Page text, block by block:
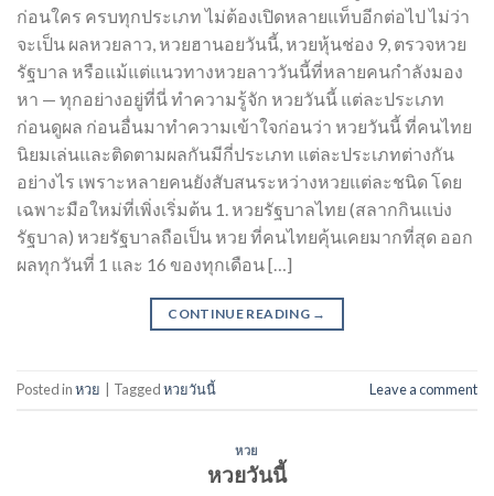
ก่อนใคร ครบทุกประเภท ไม่ต้องเปิดหลายแท็บอีกต่อไป ไม่ว่า
จะเป็น ผลหวยลาว, หวยฮานอยวันนี้, หวยหุ้นช่อง 9, ตรวจหวย
รัฐบาล หรือแม้แต่แนวทางหวยลาววันนี้ที่หลายคนกำลังมอง
หา — ทุกอย่างอยู่ที่นี่ ทำความรู้จัก หวยวันนี้ แต่ละประเภท
ก่อนดูผล ก่อนอื่นมาทำความเข้าใจก่อนว่า หวยวันนี้ ที่คนไทย
นิยมเล่นและติดตามผลกันมีกี่ประเภท แต่ละประเภทต่างกัน
อย่างไร เพราะหลายคนยังสับสนระหว่างหวยแต่ละชนิด โดย
เฉพาะมือใหม่ที่เพิ่งเริ่มต้น 1. หวยรัฐบาลไทย (สลากกินแบ่ง
รัฐบาล) หวยรัฐบาลถือเป็น หวย ที่คนไทยคุ้นเคยมากที่สุด ออก
ผลทุกวันที่ 1 และ 16 ของทุกเดือน […]
CONTINUE READING →
Posted inหวย Taggedหวยวันนี้ Leave a comment
หวย
หวยวันนี้